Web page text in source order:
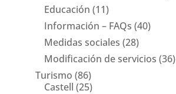
Educación (11)
Información – FAQs (40)
Medidas sociales (28)
Modificación de servicios (36)
Turismo (86)
Castell (25)